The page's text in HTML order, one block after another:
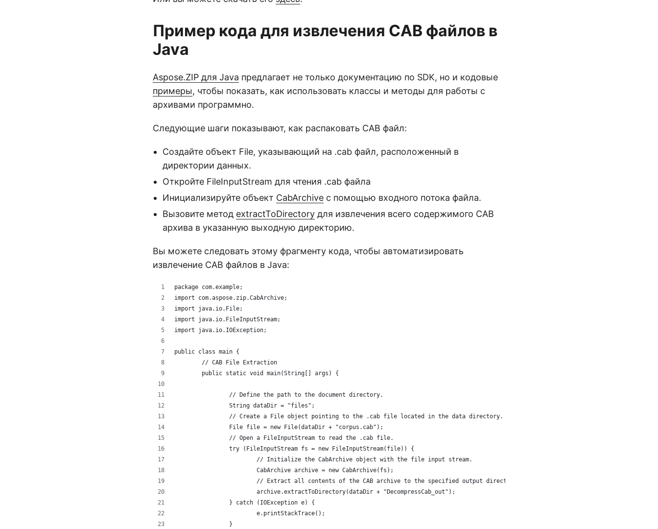
Пример кода для извлечения CAB файлов в
Java
Aspose.ZIP для Java предлагает не только документацию по SDK, но и кодовые
примеры, чтобы показать, как использовать классы и методы для работы с
архивами программно.
Следующие шаги показывают, как распаковать CAB файл:
Создайте объект File, указывающий на .cab файл, расположенный в
директории данных.
Откройте FileInputStream для чтения .cab файла
Инициализируйте объект CabArchive с помощью входного потока файла.
Вызовите метод extractToDirectory для извлечения всего содержимого CAB
архива в указанную выходную директорию.
Вы можете следовать этому фрагменту кода, чтобы автоматизировать
извлечение CAB файлов в Java:
package com.example;
import com.aspose.zip.CabArchive;
import java.io.File;
import java.io.FileInputStream;
import java.io.IOException;
public class main {
	// CAB File Extraction
	public static void main(String[] args) {
		// Define the path to the document directory.
		String dataDir = "files";
		// Create a File object pointing to the .cab file located in the data directory.
		File file = new File(dataDir + "corpus.cab");
		// Open a FileInputStream to read the .cab file.
		try (FileInputStream fs = new FileInputStream(file)) {
			// Initialize the CabArchive object with the file input stream.
			CabArchive archive = new CabArchive(fs);
			// Extract all contents of the CAB archive to the specified output directory.
			archive.extractToDirectory(dataDir + "DecompressCab_out");
		} catch (IOException e) {
			e.printStackTrace();
		}